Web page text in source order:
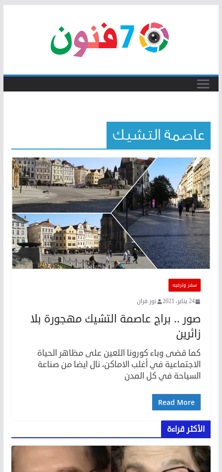
عاصمة التشيك
سفر وترفيه
24 يناير، 2021 نور فران
صور .. براج عاصمة التشيك مهجورة بلا
زائرين
كما قضى وباء كورونا اللعين على مظاهر الحياة
الاجتماعية في أغلب الاماكن، نال ايضا من صناعة
السياحة في كل المدن
Read More
الأكثر قراءة